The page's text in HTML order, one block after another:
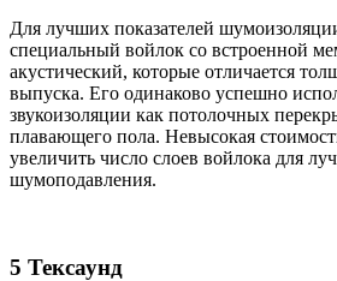
Для лучших показателей
специальный войлок со встроенной
акустический, которые отличается
выпуска. Его одинаково успешно
звукоизоляции как потолочных
плавающего пола. Невысокая
увеличить число слоев войлока для
шумоподавления.
5 Тексаунд